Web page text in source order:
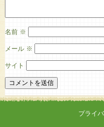
名前 ※
メール ※
サイト
プライ